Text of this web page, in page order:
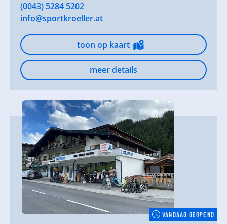
(0043) 5284 5202
info@sportkroeller.at
toon op kaart
meer details
VANDAAG GEOPEND